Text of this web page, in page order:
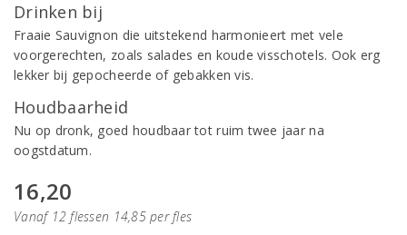
Drinken bij
Fraaie Sauvignon die uitstekend harmonieert met vele
voorgerechten, zoals salades en koude visschotels. Ook erg
lekker bij gepocheerde of gebakken vis.
Houdbaarheid
Nu op dronk, goed houdbaar tot ruim twee jaar na
oogstdatum.
16,20
Vanaf 12 flessen 14,85 per fles